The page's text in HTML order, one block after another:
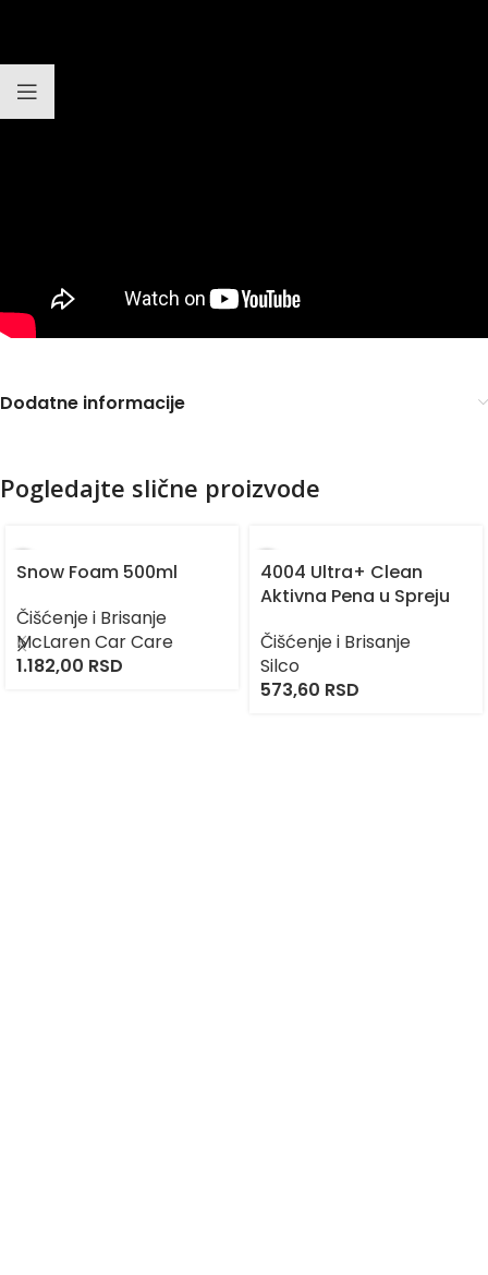
Dodatne informacije
Pogledajte slične proizvode
Snow Foam 500ml
Čišćenje i Brisanje
McLaren Car Care
1.182,00 RSD
4004 Ultra+ Clean
Aktivna Pena u Spreju
Čišćenje i Brisanje
Silco
573,60 RSD